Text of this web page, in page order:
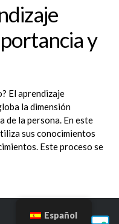
y
El aprendizaje
la dimensión
de la persona. En este
sus conocimientos
Este proceso se
Significativo?
Español